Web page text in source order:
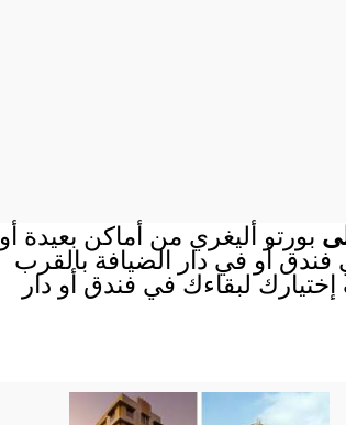
بورتو أليغري من أماكن بعيدة أو
فندق أو في دار الضيافة بالقرب
لبقاءك في فندق أو دار